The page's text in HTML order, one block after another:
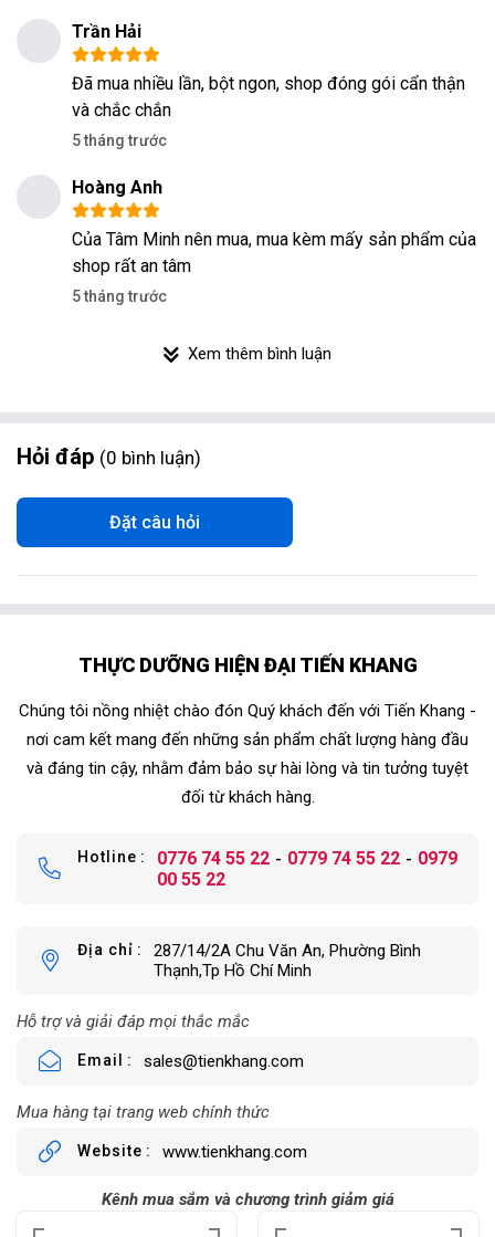
Trần Hải
Đã mua nhiều lần, bột ngon, shop đóng gói cẩn thận
và chắc chắn
5 tháng trước
Hoàng Anh
Của Tâm Minh nên mua, mua kèm mấy sản phẩm của
shop rất an tâm
5 tháng trước
Xem thêm bình luận
Hỏi đáp 0 bình luận
Đặt câu hỏi
THỰC DƯỠNG HIỆN ĐẠI TIẾN KHANG
Chúng tôi nồng nhiệt chào đón Quý khách đến với Tiến Khang -
nơi cam kết mang đến những sản phẩm chất lượng hàng đầu
và đáng tin cậy, nhằm đảm bảo sự hài lòng và tin tưởng tuyệt
đối từ khách hàng.
Hotline 0776 74 55 22 0779 74 55 22
0979
00 55 22
Địa chỉ
287/14/2A Chu Văn An, Phường Bình
Thạnh,Tp Hồ Chí Minh
Hỗ trợ và giải đáp mọi thắc mắc
Email sales@tienkhang.com
Mua hàng tại trang web chính thức
Website www.tienkhang.com
Kênh mua sắm và chương trình giảm giá